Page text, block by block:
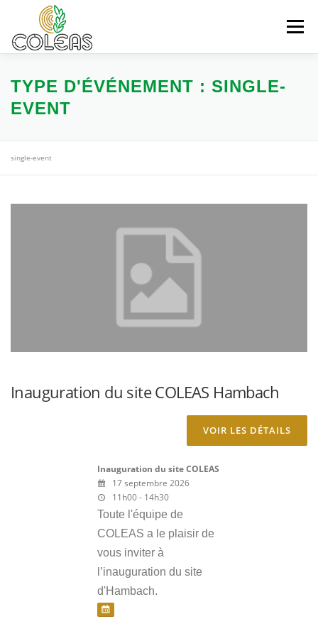
contenu
Menu
AUDIT DIAGNOSTIC MAINTENANCE
TYPE D'ÉVÉNEMENT : SINGLE-
EVENT
single-event
Inauguration du site COLEAS Hambach
Inauguration du site COLEAS
17 septembre 2026
11h00 - 14h30
Toute l'équipe de
COLEAS a le plaisir de
vous inviter à
l’inauguration du site
d'Hambach.